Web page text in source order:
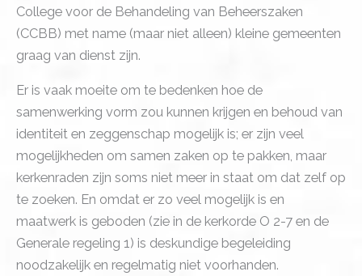
College voor de Behandeling van Beheerszaken
(CCBB) met name (maar niet alleen) kleine gemeenten
graag van dienst zijn.
Er is vaak moeite om te bedenken hoe de
samenwerking vorm zou kunnen krijgen en behoud van
identiteit en zeggenschap mogelijk is; er zijn veel
mogelijkheden om samen zaken op te pakken, maar
kerkenraden zijn soms niet meer in staat om dat zelf op
te zoeken. En omdat er zo veel mogelijk is en
maatwerk is geboden (zie in de kerkorde O 2-7 en de
Generale regeling 1) is deskundige begeleiding
noodzakelijk en regelmatig niet voorhanden.